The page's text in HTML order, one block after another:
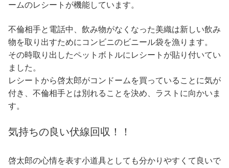
ームのレシートが機能しています。
不倫相手と電話中、飲み物がなくなった美織は新しい飲み
物を取り出すためにコンビニのビニール袋を漁ります。
その時取り出したペットボトルにレシートが貼り付いてい
ました。
レシートから啓太郎がコンドームを買っていることに気が
付き、不倫相手とは別れることを決め、ラストに向かいま
す。
気持ちの良い伏線回収！！
啓太郎の心情を表す小道具としても分かりやすくて良いで